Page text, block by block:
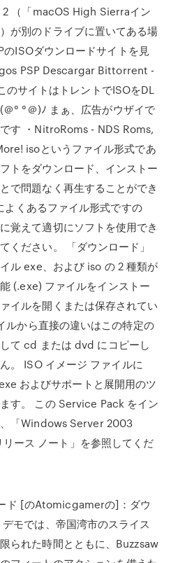
2 （「macOS High Sierraイン
が別のドライブに置いてある場
のISOダウンロードサイトを見
PSP Descargar Bittorrent -
サイトはトレントでISOをDL
° °＠)ﾉ まぁ、広告がウザイで
す ・NitroRoms - NDS Roms,
isoというファイル形式であ
トをダウンロード、インストー
で問題なく再生することができ
くあるファイル形式ですの
覚えて適切にソフトを使用でき
ください。 「ダウンロード」
ル exe、および iso の 2 種類が
(.exe) ファイルをインストー
イルを開くまたは保存されてい
ルから直接の違いはこの特定の
て cd または dvd にコピーし
。 ISO イメージ ファイルに
およびサポートと展開用のツ
す。 この Service Pack をイン
「Windows Server 2003
ース ノート」を参照してくだ
ド [のAtomicgamerの]：ダウ
モでは、帝国湾市のスライス
られた時間とともに、Buzzsaw